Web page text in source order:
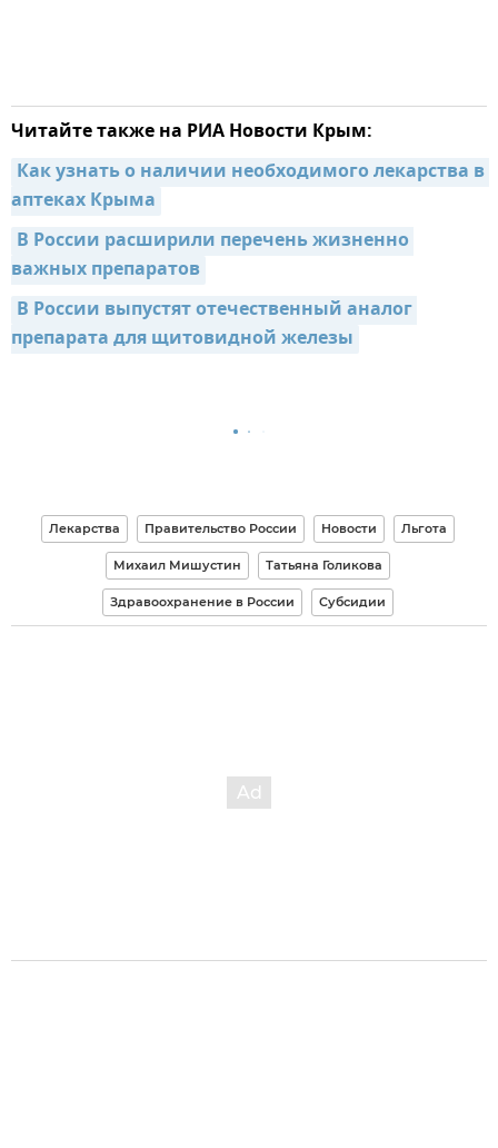
Читайте также на РИА Новости Крым:
Как узнать о наличии необходимого лекарства в
аптеках Крыма
В России расширили перечень жизненно
важных препаратов
В России выпустят отечественный аналог
препарата для щитовидной железы
Лекарства Правительство России Новости Льгота
Михаил Мишустин Татьяна Голикова
Здравоохранение в России Субсидии